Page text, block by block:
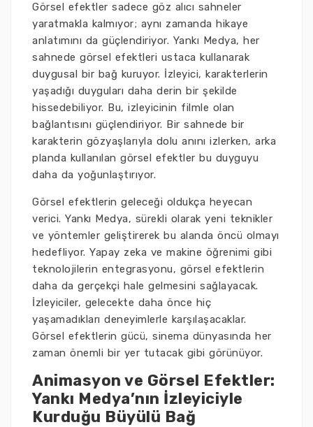
Görsel efektler sadece göz alıcı sahneler
yaratmakla kalmıyor; aynı zamanda hikaye
anlatımını da güçlendiriyor. Yankı Medya, her
sahnede görsel efektleri ustaca kullanarak
duygusal bir bağ kuruyor. İzleyici, karakterlerin
yaşadığı duyguları daha derin bir şekilde
hissedebiliyor. Bu, izleyicinin filmle olan
bağlantısını güçlendiriyor. Bir sahnede bir
karakterin gözyaşlarıyla dolu anını izlerken, arka
planda kullanılan görsel efektler bu duyguyu
daha da yoğunlaştırıyor.
Görsel efektlerin geleceği oldukça heyecan
verici. Yankı Medya, sürekli olarak yeni teknikler
ve yöntemler geliştirerek bu alanda öncü olmayı
hedefliyor. Yapay zeka ve makine öğrenimi gibi
teknolojilerin entegrasyonu, görsel efektlerin
daha da gerçekçi hale gelmesini sağlayacak.
İzleyiciler, gelecekte daha önce hiç
yaşamadıkları deneyimlerle karşılaşacaklar.
Görsel efektlerin gücü, sinema dünyasında her
zaman önemli bir yer tutacak gibi görünüyor.
Animasyon ve Görsel Efektler:
Yankı Medya’nın İzleyiciyle
Kurduğu Büyülü Bağ